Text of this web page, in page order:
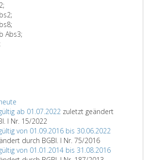
Abs3;
ab 01.07.2022 zuletzt geändert
I Nr. 15/2022
von 01.09.2016 bis 30.06.2022
durch BGBl. I Nr. 75/2016
von 01.01.2014 bis 31.08.2016